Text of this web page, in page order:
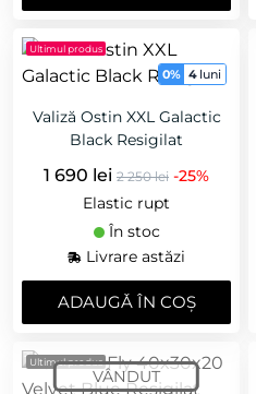
Ultimul produs
0% 4 luni
Valiză Ostin XXL Galactic
Black Resigilat
1 690 lei 2 250 lei -25%
Elastic rupt
În stoc
Livrare astăzi
ADAUGǍ ÎN COȘ
Ultimul produs